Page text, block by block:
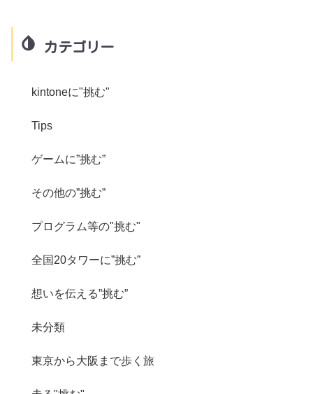
カテゴリー
kintoneに"挑む"
Tips
ゲームに”挑む”
その他の”挑む”
プログラム等の"挑む"
全国20タワーに”挑む”
想いを伝える”挑む”
未分類
東京から大阪まで歩く旅